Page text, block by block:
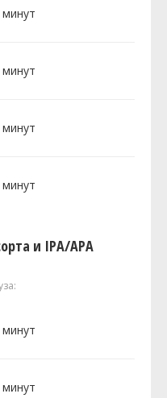
минут
минут
минут
и IPA/APA
минут